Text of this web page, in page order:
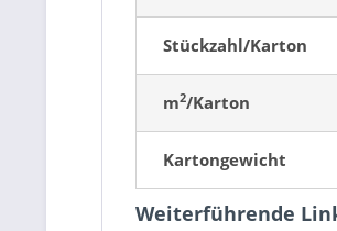
Stückzahl/Karton
m2/Karton
Kartongewicht
Weiterführende